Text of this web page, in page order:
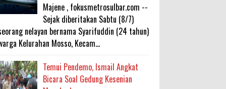
Majene , fokusmetrosulbar.com --
Sejak diberitakan Sabtu (8/7)
nelayan bernama Syarifuddin (24 tahun)
Kelurahan Mosso, Kecam...
Temui Pendemo, Ismail Angkat
Bicara Soal Gedung Kesenian